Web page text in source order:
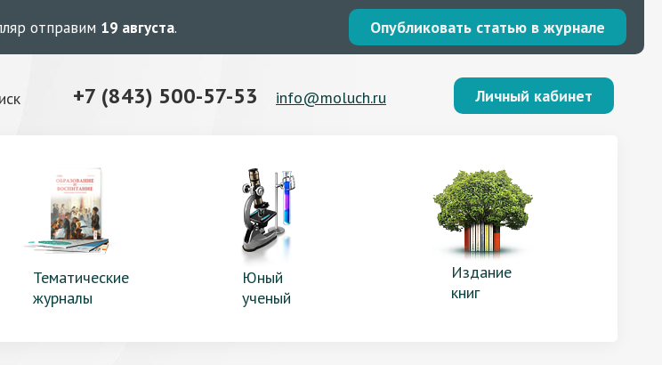
отправим 19 августа. Опубликовать статью в журнале
+7 (843) 500-57-53 info@moluch.ru Личный кабинет
Тематические
журналы
Юный
ученый
Издание
книг